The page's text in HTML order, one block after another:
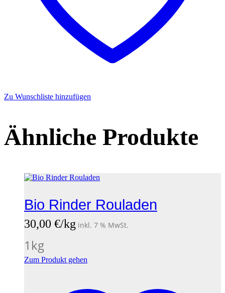
Zu Wunschliste hinzufügen
Ähnliche Produkte
Bio Rinder Rouladen
30,00 €/kg inkl. 7 % MwSt.
1 kg
Zum Produkt gehen